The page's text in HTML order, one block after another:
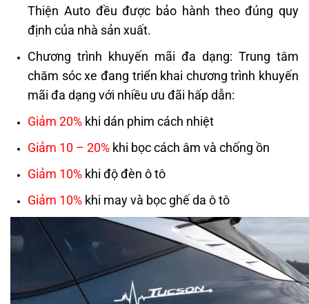
Thiện Auto đều được bảo hành theo đúng quy
định của nhà sản xuất.
Chương trình khuyến mãi đa dạng: Trung tâm
chăm sóc xe đang triển khai chương trình khuyến
mãi đa dạng với nhiều ưu đãi hấp dẫn:
Giảm 20% khi dán phim cách nhiệt
Giảm 10 – 20% khi bọc cách âm và chống ồn
Giảm 10% khi độ đèn ô tô
Giảm 10% khi may và bọc ghế da ô tô